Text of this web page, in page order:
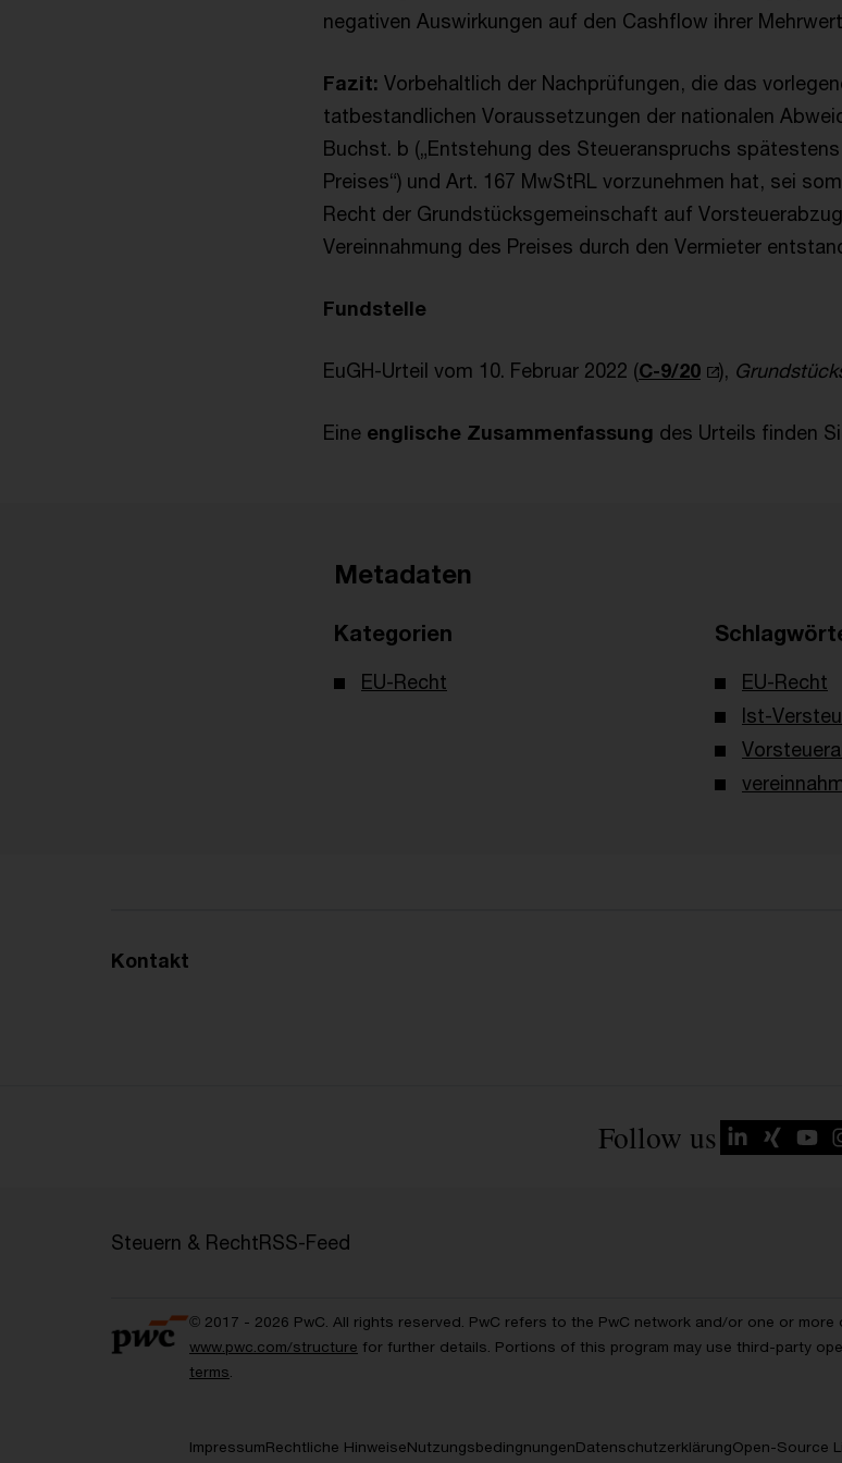
negativen Auswirkungen auf den Cashflow ihrer
Fazit: Vorbehaltlich der Nachprüfungen, die das
tatbestandlichen Voraussetzungen der nationalen
Buchst. b („Entstehung des Steueranspruchs
Preises“) und Art. 167 MwStRL vorzunehmen hat, sei
Recht der Grundstücksgemeinschaft auf
Vereinnahmung des Preises durch den Vermieter
Fundstelle
EuGH-Urteil vom 10. Februar 2022 (C-9/20 ),
Eine englische Zusammenfassung des Urteils finden
Metadaten
Kategorien
EU-Recht
EU-Recht
Ist-
Kontakt
Follow us
Steuern & RechtRSS-Feed
© 2017 - 2026 PwC. All rights reserved. PwC refers to the PwC network and/or one or
www.pwc.com/structure for further details. Portions of this program may use third-party
terms.
ImpressumRechtliche HinweiseNutzungsbedingnungenDatenschutzerklärungOpen-Source